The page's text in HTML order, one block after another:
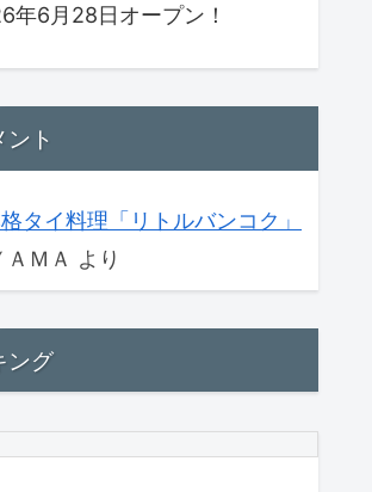
年6月28日オープン！
ト
タイ料理「リトルバンコク」
ＡＭＡ より
ング